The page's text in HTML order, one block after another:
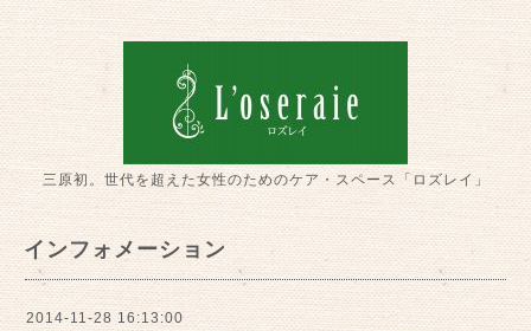
三原初。世代を超えた女性のためのケア・スペース「ロズレイ」
インフォメーション
2014-11-28 16:13:00